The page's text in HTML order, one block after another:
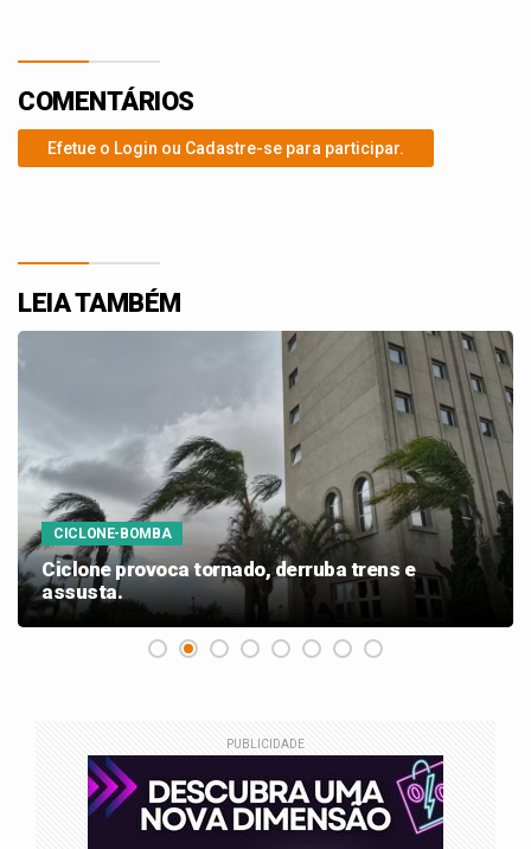
COMENTÁRIOS
Efetue o Login ou Cadastre-se para participar.
LEIA TAMBÉM
CICLONE-BOMBA
Ciclone provoca tornado, derruba trens e
assusta.
PUBLICIDADE